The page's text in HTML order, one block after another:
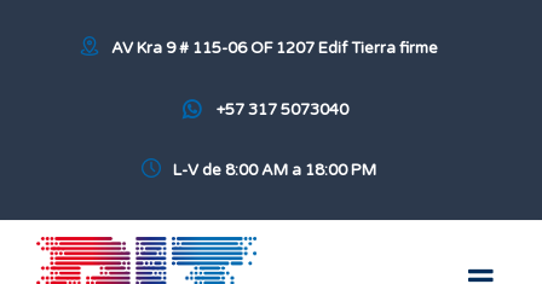
AV Kra 9 # 115-06 OF 1207 Edif Tierra firme
+57 317 5073040
L-V de 8:00 AM a 18:00 PM